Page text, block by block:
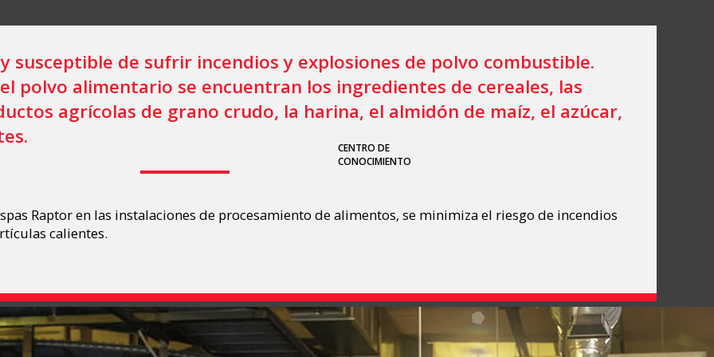
CENTRO DE
CONOCIMIENTO
susceptible de sufrir incendios y explosiones de polvo combustible.
polvo alimentario se encuentran los ingredientes de cereales, las
agrícolas de grano crudo, la harina, el almidón de maíz, el azúcar,
Raptor en las instalaciones de procesamiento de alimentos, se minimiza el riesgo de incendios
calientes.